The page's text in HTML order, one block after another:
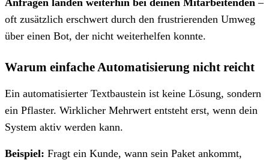
oft zusätzlich erschwert durch den frustrierenden Umweg
über einen Bot, der nicht weiterhelfen konnte.
Warum einfache Automatisierung nicht reicht
Ein automatisierter Textbaustein ist keine Lösung, sondern
ein Pflaster. Wirklicher Mehrwert entsteht erst, wenn dein
System aktiv werden kann.
Beispiel: Fragt ein Kunde, wann sein Paket ankommt,